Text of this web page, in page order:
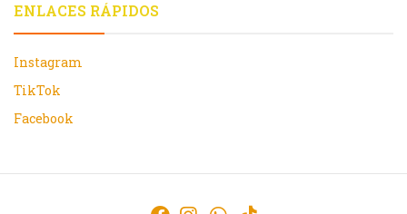
ENLACES RÁPIDOS
Instagram
TikTok
Facebook